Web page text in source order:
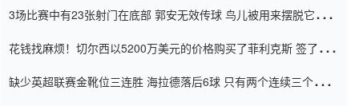
3场比赛中有23张射门在底部 郭安无效传球 鸟儿被用来摆脱它
花钱找麻烦！切尔西以5200万美元的价格购买了菲利克斯 签了7年
缺少英超联赛金靴位三连胜 海拉德落后6球 只有两个连续三个连续